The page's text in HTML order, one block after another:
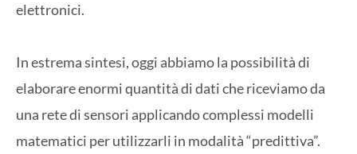
elettronici.
In estrema sintesi, oggi abbiamo la possibilità di
elaborare enormi quantità di dati che riceviamo da
una rete di sensori applicando complessi modelli
matematici per utilizzarli in modalità “predittiva”.